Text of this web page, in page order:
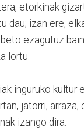
etorkinak
dau; izan ere,
ezagutuz
lortu.
inguruko kultur
jatorri,
izango dira.